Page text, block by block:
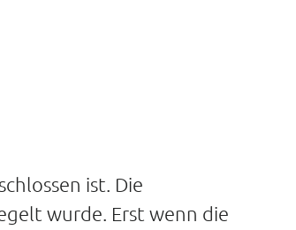
ist. Die
wurde. Erst wenn die